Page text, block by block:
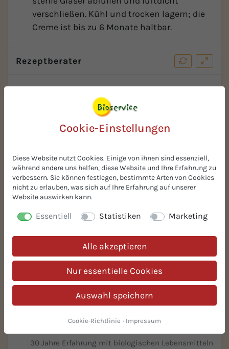
Ihre Vorteile
Kostenlose Muster
Fordern Sie kostenlose Muster an! 100% Risikofrei.
Ausgereifte, innovative und einfache Lösungen für
Ihre BIO-Rezeptur.
Auf Lager & prompt lieferbar
skalieren mit Ihren Anforderungen - in der Praxis
30 Jahre BIO-Expertise
30 Jahre Erfahrung mit biologischen Lebensmitteln
verschließen. Kühl und trocken lagern; die
Creme ist bis zu 6 Monate haltbar.
Rezeptberater
Cookie-Einstellungen
Diese Website nutzt Cookies. Einige von ihnen sind essenziell,
während andere uns helfen, diese Website und Ihre Erfahrung zu
verbessern. Sie können festlegen, bestimmte Arten von Cookies
nicht zu erlauben, was sich auf Ihre Erfahrung auf unserer
Website auswirken kann.
Essentiell Statistiken Marketing
Alle akzeptieren
Nur essentielle Cookies
Auswahl speichern
Cookie-Richtlinie · Impressum